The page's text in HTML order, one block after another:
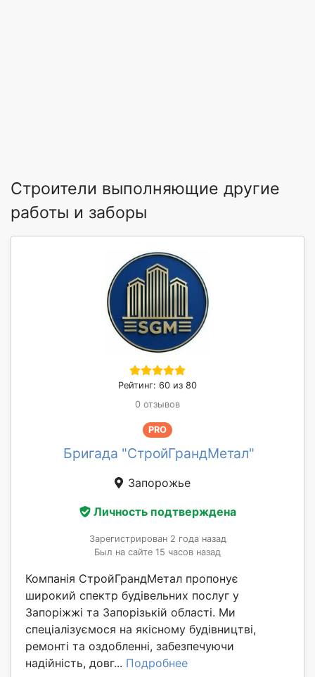
Строители выполняющие другие
работы и заборы
Рейтинг: 60 из 80
0 отзывов
PRO
Бригада "СтройГрандМетал"
Запорожье
Личность подтверждена
Зарегистрирован 2 года назад
Был на сайте 15 часов назад
Компанія СтройГрандМетал пропонує
широкий спектр будівельних послуг у
Запоріжжі та Запорізькій області. Ми
спеціалізуємося на якісному будівництві,
ремонті та оздобленні, забезпечуючи
надійність, довг... Подробнее